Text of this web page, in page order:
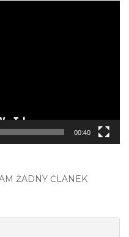
00:40
ŽÁDNÝ ČLÁNEK